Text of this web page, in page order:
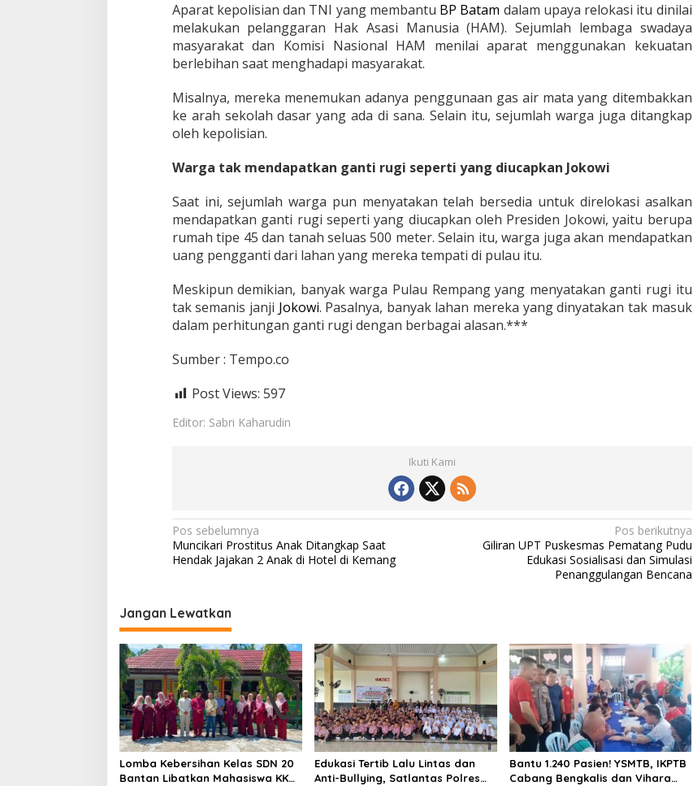
Aparat kepolisian dan TNI yang membantu BP Batam dalam upaya relokasi itu dinilai
melakukan pelanggaran Hak Asasi Manusia (HAM). Sejumlah lembaga swadaya
masyarakat dan Komisi Nasional HAM menilai aparat menggunakan kekuatan
berlebihan saat menghadapi masyarakat.
Misalnya, mereka menemukan adanya penggunaan gas air mata yang ditembakkan
ke arah sekolah dasar yang ada di sana. Selain itu, sejumlah warga juga ditangkap
oleh kepolisian.
Warga tak mendapatkan ganti rugi seperti yang diucapkan Jokowi
Saat ini, sejumlah warga pun menyatakan telah bersedia untuk direlokasi asalkan
mendapatkan ganti rugi seperti yang diucapkan oleh Presiden Jokowi, yaitu berupa
rumah tipe 45 dan tanah seluas 500 meter. Selain itu, warga juga akan mendapatkan
uang pengganti dari lahan yang mereka tempati di pulau itu.
Meskipun demikian, banyak warga Pulau Rempang yang menyatakan ganti rugi itu
tak semanis janji Jokowi. Pasalnya, banyak lahan mereka yang dinyatakan tak masuk
dalam perhitungan ganti rugi dengan berbagai alasan.***
Sumber : Tempo.co
Post Views: 597
Editor: Sabri Kaharudin
Ikuti Kami
N
a
i
g
a
s
i
p
o
s
Pos sebelumnya
Muncikari Prostitus Anak Ditangkap Saat
Hendak Jajakan 2 Anak di Hotel di Kemang
Pos berikutnya
Giliran UPT Puskesmas Pematang Pudu
Edukasi Sosialisasi dan Simulasi
Penanggulangan Bencana
Jangan Lewatkan
Lomba Kebersihan Kelas SDN 20
Bantan Libatkan Mahasiswa KKM
Edukasi Tertib Lalu Lintas dan
Anti-Bullying, Satlantas Polres
Bantu 1.240 Pasien! YSMTB, IKPTB
Cabang Bengkalis dan Vihara